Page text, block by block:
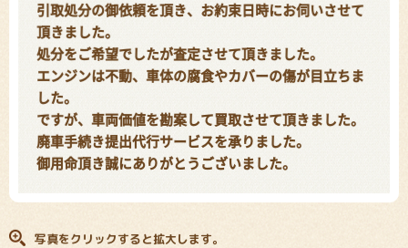
引取処分の御依頼を頂き、お約束日時にお伺いさせて
頂きました。
処分をご希望でしたが査定させて頂きました。
エンジンは不動、車体の腐食やカバーの傷が目立ちま
した。
ですが、車両価値を勘案して買取させて頂きました。
廃車手続き提出代行サービスを承りました。
御用命頂き誠にありがとうございました。
写真をクリックすると拡大します。